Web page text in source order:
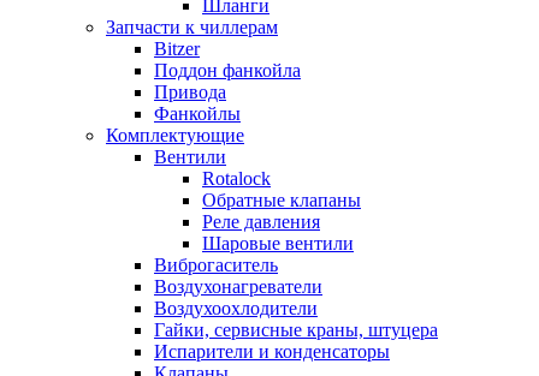
Шланги
Запчасти к чиллерам
Bitzer
Поддон фанкойла
Привода
Фанкойлы
Комплектующие
Вентили
Rotalock
Обратные клапаны
Реле давления
Шаровые вентили
Виброгаситель
Воздухонагреватели
Воздухоохлодители
Гайки, сервисные краны, штуцера
Испарители и конденсаторы